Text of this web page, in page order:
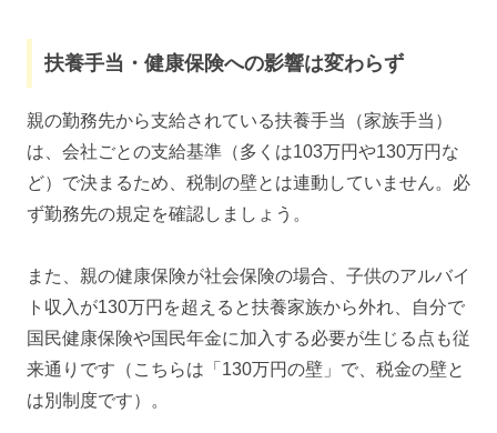
扶養手当・健康保険への影響は変わらず
親の勤務先から支給されている扶養手当（家族手当）
は、会社ごとの支給基準（多くは103万円や130万円な
ど）で決まるため、税制の壁とは連動していません。必
ず勤務先の規定を確認しましょう。
また、親の健康保険が社会保険の場合、子供のアルバイ
ト収入が130万円を超えると扶養家族から外れ、自分で
国民健康保険や国民年金に加入する必要が生じる点も従
来通りです（こちらは「130万円の壁」で、税金の壁と
は別制度です）。